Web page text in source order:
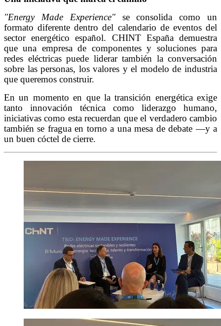
"Energy Made Experience"se consolida como un
formato diferente dentro del calendario de eventos del
sector energético español. CHINT España demuestra
que una empresa de componentes y soluciones para
redes eléctricas puede liderar también la conversación
sobre las personas, los valores y el modelo de industria
que queremos construir.
En un momento en que la transición energética exige
tanto innovación técnica como liderazgo humano,
iniciativas como esta recuerdan que el verdadero cambio
también se fragua en torno a una mesa de debate —y a
un buen cóctel de cierre.